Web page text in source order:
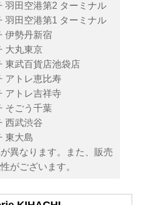
羽田空港第2 ターミナル
羽田空港第1 ターミナル
伊勢丹新宿
大丸東京
東武百貨店池袋店
アトレ恵比寿
アトレ吉祥寺
そごう千葉
西武渋谷
東大島
異なります。また、販売
がございます。